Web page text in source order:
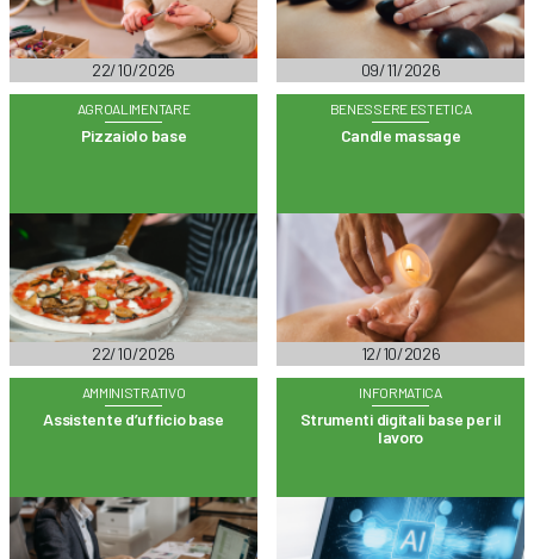
22/10/2026 09/11/2026
AGROALIMENTARE
Pizzaiolo base
22/10/2026
BENESSERE ESTETICA
Candle massage
12/10/2026
AMMINISTRATIVO
Assistente d’ufficio base
INFORMATICA
Strumenti digitali base per il
lavoro